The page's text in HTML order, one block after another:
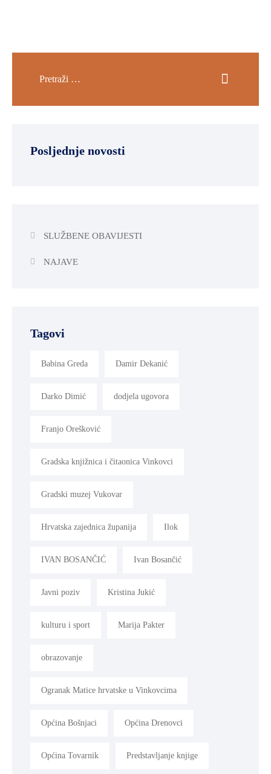
Posljednje novosti
SLUŽBENE OBAVIJESTI
NAJAVE
Tagovi
Babina Greda Damir Dekanić
Darko Dimić dodjela ugovora
Franjo Orešković
Gradska knjižnica i čitaonica Vinkovci
Gradski muzej Vukovar
Hrvatska zajednica županija Ilok
IVAN BOSANČIĆ Ivan Bosančić
Javni poziv Kristina Jukić
kulturu i sport Marija Pakter
obrazovanje
Ogranak Matice hrvatske u Vinkovcima
Općina Bošnjaci Općina Drenovci
Općina Tovarnik Predstavljanje knjige